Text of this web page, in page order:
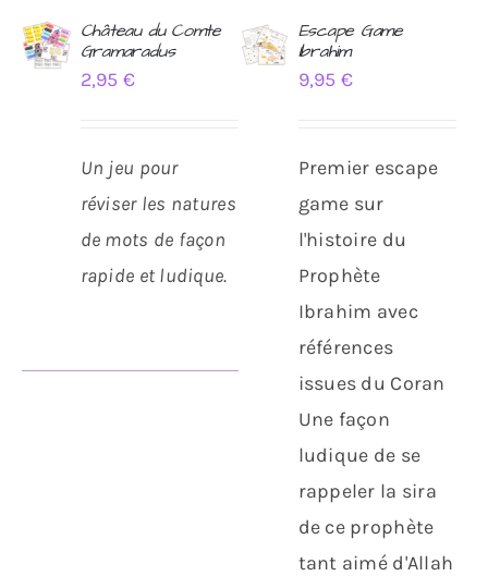
AJOUTER
Château du Comte
Gramaradus
2,95€
Un jeu pour
réviser les natures
de mots de façon
rapide et ludique.
AJOUTER
Escape Game
Ibrahim
9,95 €
Premier escape
game sur
l'histoire du
Prophète
Ibrahim avec
références
issues du Coran
Une façon
ludique de se
rappeler la sira
de ce prophète
tant aimé d'Allah